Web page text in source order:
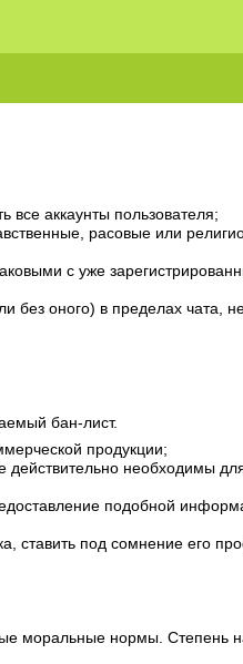
все аккаунты пользователя;
расовые или
с уже
без оного) в пределах чата,
бан-лист.
продукции;
действительно необходимы
подобной
ставить под сомнение его
моральные нормы. Степень